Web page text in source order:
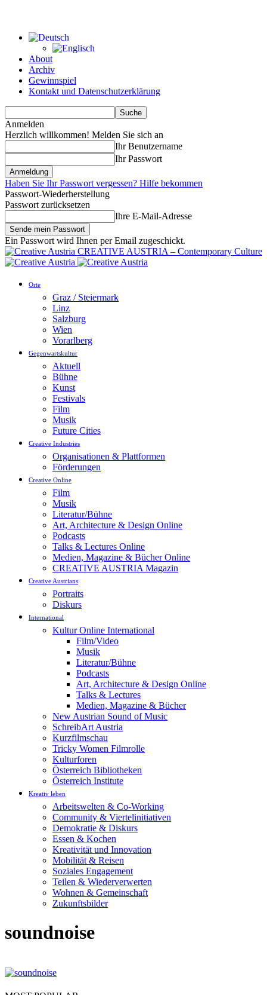
About
Archiv
Gewinnspiel
Kontakt und Datenschutzerklärung
Anmelden
Herzlich willkommen! Melden Sie sich an
Ihr Benutzername
Ihr Passwort
Haben Sie Ihr Passwort vergessen? Hilfe bekommen
Passwort-Wiederherstellung
Passwort zurücksetzen
Ihre E-Mail-Adresse
Ein Passwort wird Ihnen per Email zugeschickt.
CREATIVE AUSTRIA – Contemporary Culture
Orte
Graz / Steiermark
Linz
Salzburg
Wien
Vorarlberg
Gegenwartskultur
Aktuell
Bühne
Kunst
Festivals
Film
Musik
Future Cities
Creative Industries
Organisationen & Plattformen
Förderungen
Creative Online
Film
Musik
Literatur/Bühne
Art, Architecture & Design Online
Podcasts
Talks & Lectures Online
Medien, Magazine & Bücher Online
CREATIVE AUSTRIA Magazin
Creative Austrians
Portraits
Diskurs
International
Kultur Online International
Film/Video
Musik
Literatur/Bühne
Podcasts
Art, Architecture & Design Online
Talks & Lectures
Medien, Magazine & Bücher
New Austrian Sound of Music
SchreibArt Austria
Kurzfilmschau
Tricky Women Filmrolle
Kulturforen
Österreich Bibliotheken
Österreich Institute
Kreativ leben
Arbeitswelten & Co-Working
Community & Viertelinitiativen
Demokratie & Diskurs
Essen & Kochen
Kreativität und Innovation
Mobilität & Reisen
Soziales Engagement
Teilen & Wiederverwerten
Wohnen & Gemeinschaft
Zukunftsbilder
soundnoise